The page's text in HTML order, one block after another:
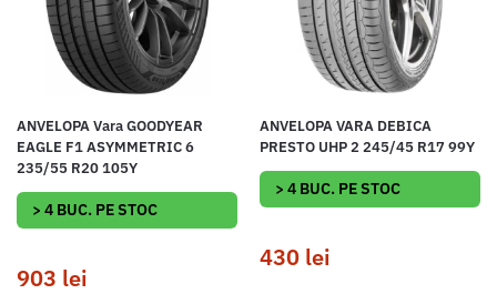
ANVELOPA Vara GOODYEAR
EAGLE F1 ASYMMETRIC 6
235/55 R20 105Y
> 4 BUC. PE STOC
903 lei
ANVELOPA VARA DEBICA
PRESTO UHP 2 245/45 R17 99Y
> 4 BUC. PE STOC
430 lei